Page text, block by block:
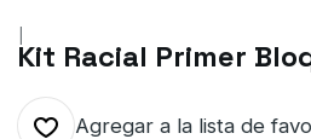
|
Kit Racial Primer
Agregar a la lista de